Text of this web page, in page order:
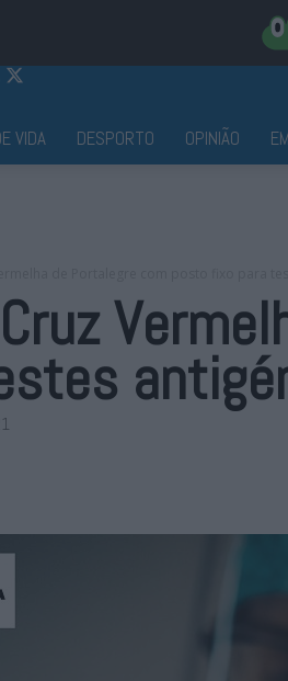
VIDA DESPORTO OPINIÃO